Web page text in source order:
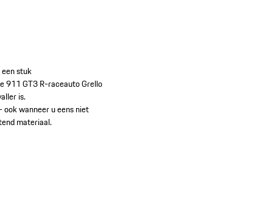
stuk
911 GT3 R-raceauto Grello
is.
wanneer u eens niet
materiaal.